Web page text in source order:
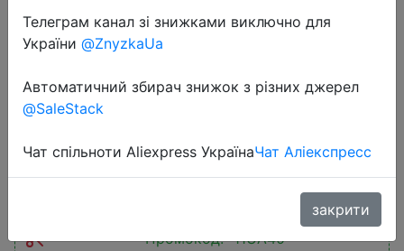
Outdoor Camera 4-Cam Solar
Security Camera 2K Clarity With
Camera
$190.9
Промокод:"11UA40"
Телеграм канал зі знижками виключно для
України @ZnyzkaUa
Автоматичний збирач знижок з різних джерел
@SaleStack
Чат спільноти Aliexpress УкраїнаЧат Аліекспресс
закрити